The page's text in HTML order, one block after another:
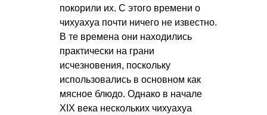
покорили их. С этого времени о
чихуахуа почти ничего не известно.
В те времена они находились
практически на грани
исчезновения, поскольку
использовались в основном как
мясное блюдо. Однако в начале
XIX века нескольких чихуахуа